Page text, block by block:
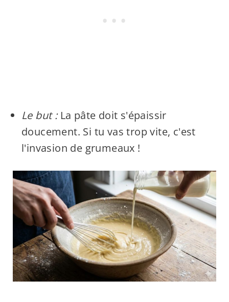
Le but :La pâte doit s'épaissir
doucement. Si tu vas trop vite, c'est
l'invasion de grumeaux !